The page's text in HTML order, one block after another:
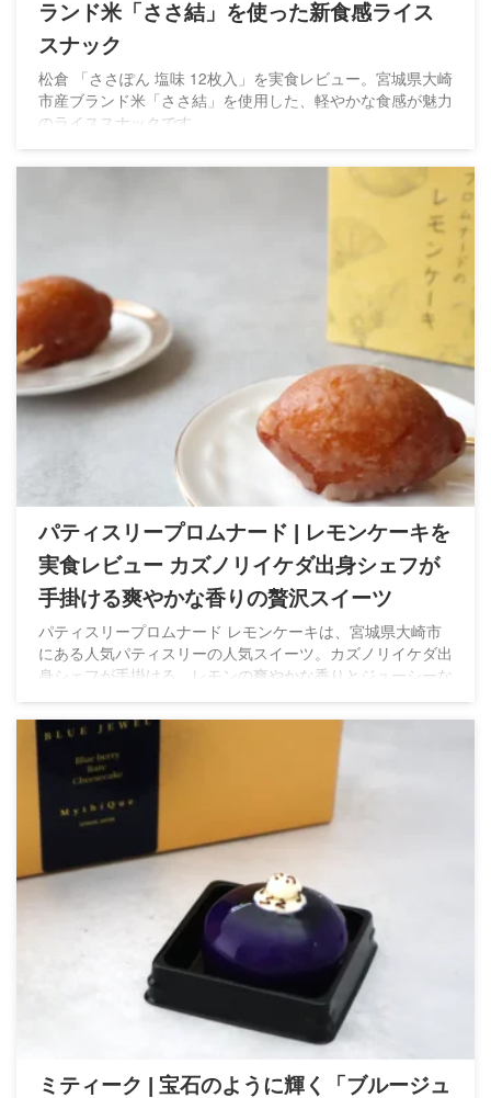
ランド米「ささ結」を使った新食感ライス
スナック
松倉 「ささぽん 塩味 12枚入」を実食レビュー。宮城県大崎
市産ブランド米「ささ結」を使用した、軽やかな食感が魅力
のライススナックです。
パティスリープロムナード | レモンケーキを
実食レビュー カズノリイケダ出身シェフが
手掛ける爽やかな香りの贅沢スイーツ
パティスリープロムナード レモンケーキは、宮城県大崎市
にある人気パティスリーの人気スイーツ。カズノリイケダ出
身シェフが手掛ける、レモンの爽やかな香りとジューシーな
ミティーク | 宝石のように輝く「ブルージュ